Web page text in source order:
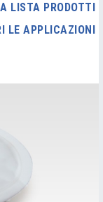
LISTA PRODOTTI
LE APPLICAZIONI